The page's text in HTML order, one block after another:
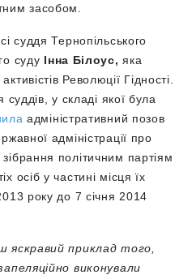
засобом.
суддя Тернопільського
суду Інна Білоус, яка
Революції Гідності.
у складі якої була
адміністративний позов
адміністрації про
політичним партіям
осіб у частині місця їх
року до 7 січня 2014
яскравий приклад того,
виконували